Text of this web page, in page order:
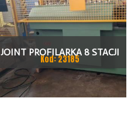
JOINT PROFILARKA 8 STACJI
Kod: 23185